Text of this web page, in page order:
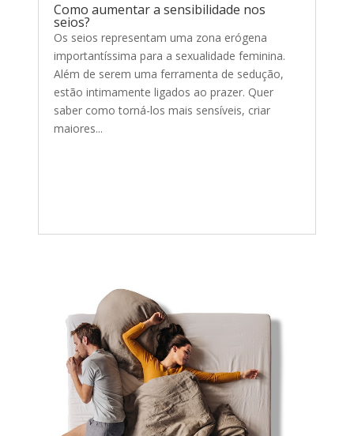
Como aumentar a sensibilidade nos
seios?
Os seios representam uma zona erógena
importantíssima para a sexualidade feminina.
Além de serem uma ferramenta de sedução,
estão intimamente ligados ao prazer. Quer
saber como torná-los mais sensíveis, criar
maiores...